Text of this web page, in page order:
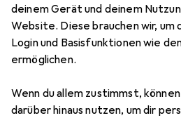
deinem Gerät und deinem
Website. Diese brauchen wir, um
Login und Basisfunktionen wie
ermöglichen.
Wenn du allem zustimmst,
darüber hinaus nutzen, um dir
2 Bilder
Noreve
Preis in EUR inkl. MwSt.
EUR
129,–